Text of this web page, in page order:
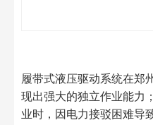
履带式液压驱动系统在郑
现出强大的独立作业能力
业时，因电力接驳困难导